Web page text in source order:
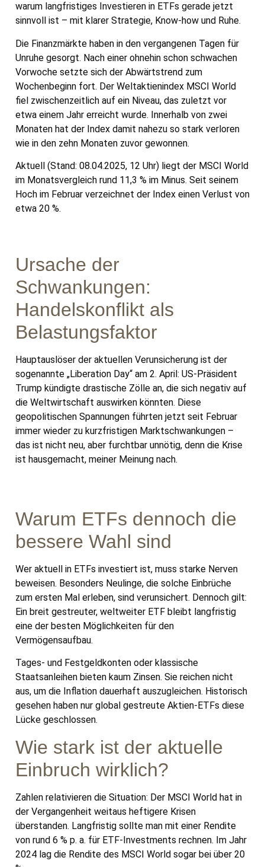
warum langfristiges Investieren in ETFs gerade jetzt
sinnvoll ist – mit klarer Strategie, Know-how und Ruhe.
Die Finanzmärkte haben in den vergangenen Tagen für
Unruhe gesorgt. Nach einer ohnehin schon schwachen
Vorwoche setzte sich der Abwärtstrend zum
Wochenbeginn fort. Der Weltaktienindex MSCI World
fiel zwischenzeitlich auf ein Niveau, das zuletzt vor
etwa einem Jahr erreicht wurde. Innerhalb von zwei
Monaten hat der Index damit nahezu so stark verloren
wie in den zehn Monaten zuvor gewonnen.
Aktuell (Stand: 08.04.2025, 12 Uhr) liegt der MSCI World
im Monatsvergleich rund 11,3 % im Minus. Seit seinem
Hoch im Februar verzeichnet der Index einen Verlust von
etwa 20 %.
Ursache der
Schwankungen:
Handelskonflikt als
Belastungsfaktor
Hauptauslöser der aktuellen Verunsicherung ist der
sogenannte „Liberation Day“ am 2. April: US-Präsident
Trump kündigte drastische Zölle an, die sich negativ auf
die Weltwirtschaft auswirken könnten. Diese
geopolitischen Spannungen führten jetzt seit Februar
immer wieder zu kurzfristigen Marktschwankungen –
das ist nicht neu, aber furchtbar unnötig, denn die Krise
ist hausgemacht, meiner Meinung nach.
Warum ETFs dennoch die
bessere Wahl sind
Wer aktuell in ETFs investiert ist, muss starke Nerven
beweisen. Besonders Neulinge, die solche Einbrüche
zum ersten Mal erleben, sind verunsichert. Dennoch gilt:
Ein breit gestreuter, weltweiter ETF bleibt langfristig
eine der besten Möglichkeiten für den
Vermögensaufbau.
Tages- und Festgeldkonten oder klassische
Staatsanleihen bieten kaum Zinsen. Sie reichen nicht
aus, um die Inflation dauerhaft auszugleichen. Historisch
gesehen haben nur global gestreute Aktien-ETFs diese
Lücke geschlossen.
Wie stark ist der aktuelle
Einbruch wirklich?
Zahlen relativieren die Situation: Der MSCI World hat in
der Vergangenheit weitaus heftigere Krisen
überstanden. Langfristig sollte man mit einer Rendite
von rund 6 % p. a. für ETF-Investments rechnen. Im Jahr
2024 lag die Rendite des MSCI World sogar bei über 20